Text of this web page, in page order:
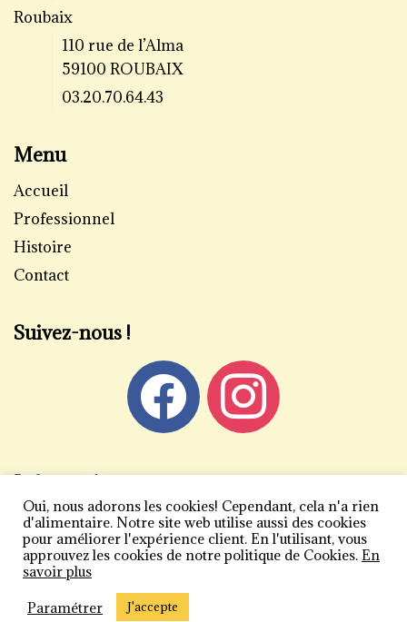
Roubaix
110 rue de l’Alma
59100 ROUBAIX
03.20.70.64.43
Menu
Accueil
Professionnel
Histoire
Contact
Suivez-nous !
Informations
Mentions légales
Politique de confidentialité
Conditions générales de vente
Plan du site
Oui, nous adorons les cookies! Cependant, cela n'a rien
d'alimentaire. Notre site web utilise aussi des cookies
pour améliorer l'expérience client. En l'utilisant, vous
approuvez les cookies de notre politique de Cookies. En
savoir plus
Paramétrer
J'accepte